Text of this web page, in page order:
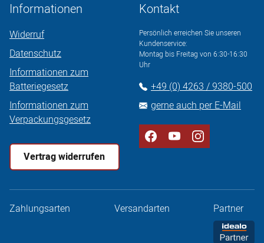
Informationen
Widerruf
Datenschutz
Informationen zum
Batteriegesetz
Informationen zum
Verpackungsgesetz
Vertrag widerrufen
Kontakt
Persönlich erreichen Sie unseren
Kundenservice:
Montag bis Freitag von 6:30-16:30
Uhr
+49 (0) 4263 / 9380-500
gerne auch per E-Mail
Zahlungsarten Versandarten Partner